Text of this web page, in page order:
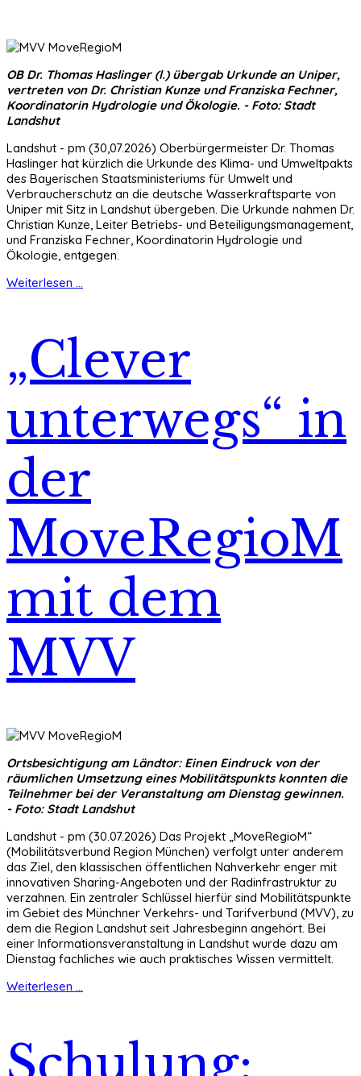
OB Dr. Thomas Haslinger (l.) übergab Urkunde an Uniper,
vertreten von Dr. Christian Kunze und Franziska Fechner,
Koordinatorin Hydrologie und Ökologie. - Foto: Stadt
Landshut
Landshut - pm (30,07.2026) Oberbürgermeister Dr. Thomas
Haslinger hat kürzlich die Urkunde des Klima- und Umweltpakts
des Bayerischen Staatsministeriums für Umwelt und
Verbraucherschutz an die deutsche Wasserkraftsparte von
Uniper mit Sitz in Landshut übergeben. Die Urkunde nahmen Dr.
Christian Kunze, Leiter Betriebs- und Beteiligungsmanagement,
und Franziska Fechner, Koordinatorin Hydrologie und
Ökologie, entgegen.
Weiterlesen ...
„Clever
unterwegs“ in
der
MoveRegioM
mit dem
MVV
Ortsbesichtigung am Ländtor: Einen Eindruck von der
räumlichen Umsetzung eines Mobilitätspunkts konnten die
Teilnehmer bei der Veranstaltung am Dienstag gewinnen.
- Foto: Stadt Landshut
Landshut - pm (30.07.2026) Das Projekt „MoveRegioM“
(Mobilitätsverbund Region München) verfolgt unter anderem
das Ziel, den klassischen öffentlichen Nahverkehr enger mit
innovativen Sharing-Angeboten und der Radinfrastruktur zu
verzahnen. Ein zentraler Schlüssel hierfür sind Mobilitätspunkte
im Gebiet des Münchner Verkehrs- und Tarifverbund (MVV), zu
dem die Region Landshut seit Jahresbeginn angehört. Bei
einer Informationsveranstaltung in Landshut wurde dazu am
Dienstag fachliches wie auch praktisches Wissen vermittelt.
Weiterlesen ...
Schulung: